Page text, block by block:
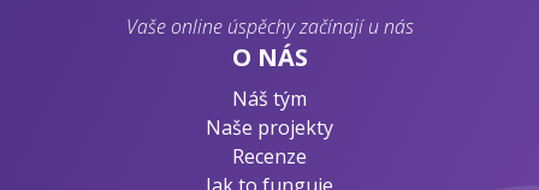
Vaše online úspěchy začínají u nás
O NÁS
Náš tým
Naše projekty
Recenze